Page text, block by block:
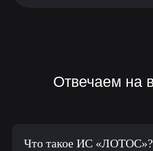
Что такое ИС «ЛОТОС»?